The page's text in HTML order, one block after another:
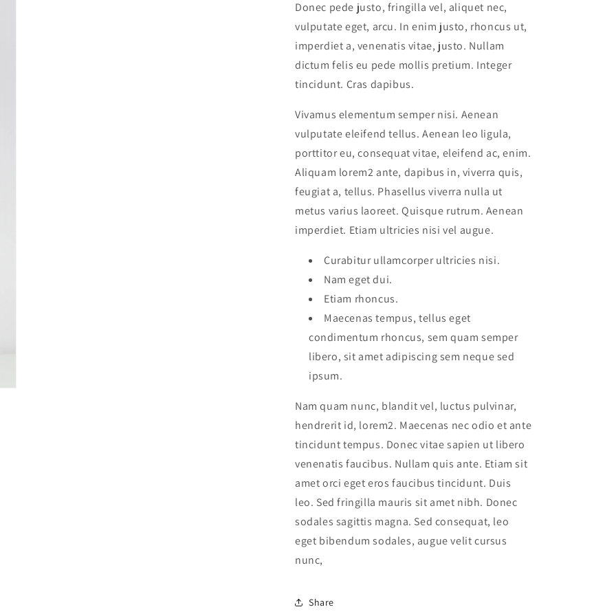
Donec pede justo, fringilla vel, aliquet nec,
vulputate eget, arcu. In enim justo, rhoncus ut,
imperdiet a, venenatis vitae, justo. Nullam
dictum felis eu pede mollis pretium. Integer
tincidunt. Cras dapibus.
Vivamus elementum semper nisi. Aenean
vulputate eleifend tellus. Aenean leo ligula,
porttitor eu, consequat vitae, eleifend ac, enim.
Aliquam lorem2 ante, dapibus in, viverra quis,
feugiat a, tellus. Phasellus viverra nulla ut
metus varius laoreet. Quisque rutrum. Aenean
imperdiet. Etiam ultricies nisi vel augue.
Curabitur ullamcorper ultricies nisi.
Nam eget dui.
Etiam rhoncus.
Maecenas tempus, tellus eget
condimentum rhoncus, sem quam semper
libero, sit amet adipiscing sem neque sed
ipsum.
Nam quam nunc, blandit vel, luctus pulvinar,
hendrerit id, lorem2. Maecenas nec odio et ante
tincidunt tempus. Donec vitae sapien ut libero
venenatis faucibus. Nullam quis ante. Etiam sit
amet orci eget eros faucibus tincidunt. Duis
leo. Sed fringilla mauris sit amet nibh. Donec
sodales sagittis magna. Sed consequat, leo
eget bibendum sodales, augue velit cursus
nunc,
Share